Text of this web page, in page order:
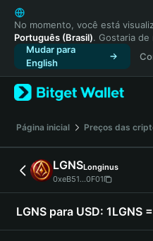
English
日本語
Tiếng Việt
Русский
Español (Latinoamérica)
Türkçe
Français
Deutsch
简体中文
繁體中文
Português (Portugal)
Bahasa Indonesia
ภาษาไทย
No momento, você está
Português (Brasil). Gostaria de
Mudar para
English
Página inicial Preços das
LGNSLonginus
0xeB51...0F01
LGNS para USD: 1LGNS